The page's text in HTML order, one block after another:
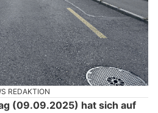
REDAKTION
(09.09.2025) hat sich auf